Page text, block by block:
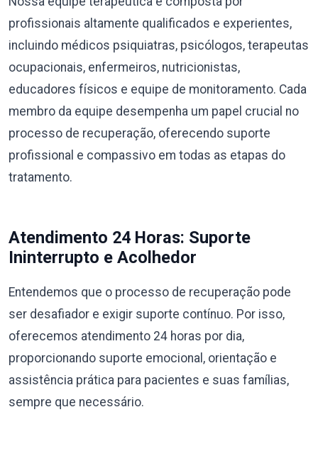
profissionais altamente qualificados e experientes,
incluindo médicos psiquiatras, psicólogos, terapeutas
ocupacionais, enfermeiros, nutricionistas,
educadores físicos e equipe de monitoramento. Cada
membro da equipe desempenha um papel crucial no
processo de recuperação, oferecendo suporte
profissional e compassivo em todas as etapas do
tratamento.
Atendimento 24 Horas: Suporte
Ininterrupto e Acolhedor
Entendemos que o processo de recuperação pode
ser desafiador e exigir suporte contínuo. Por isso,
oferecemos atendimento 24 horas por dia,
proporcionando suporte emocional, orientação e
assistência prática para pacientes e suas famílias,
sempre que necessário.